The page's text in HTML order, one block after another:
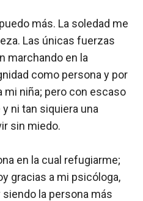
más. La soledad me
Las únicas fuerzas
marchando en la
como persona y por
mi niña; pero con escaso
ni tan siquiera una
sin miedo.
en la cual refugiarme;
gracias a mi psicóloga,
la persona más